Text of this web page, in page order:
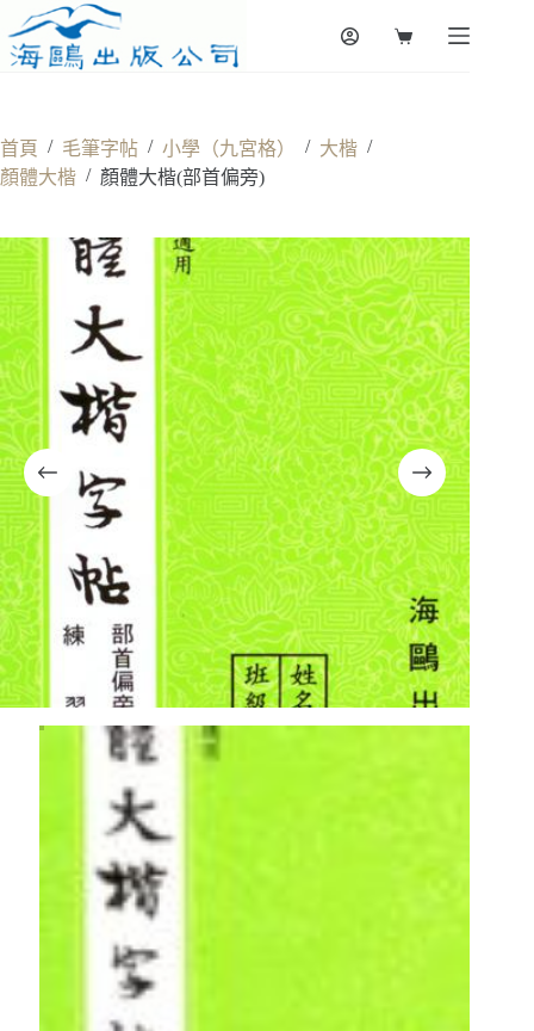
to
content
Shopping
首頁 / 毛筆字帖 / 小學（九宮格） / 大楷 /
顏體大楷 / 顏體大楷(部首偏旁)